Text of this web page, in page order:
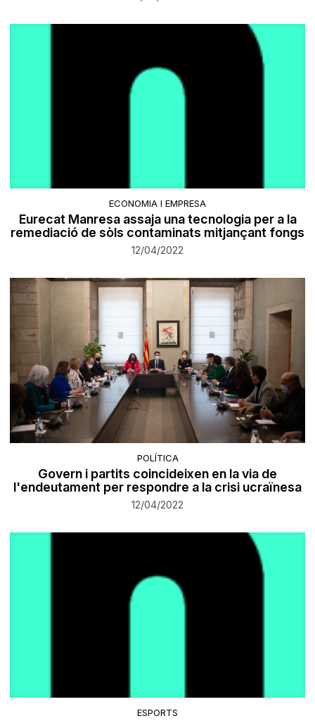
ECONOMIA I EMPRESA
Eurecat Manresa assaja una tecnologia per a la
remediació de sòls contaminats mitjançant fongs
12/04/2022
POLÍTICA
Govern i partits coincideixen en la via de
l'endeutament per respondre a la crisi ucraïnesa
12/04/2022
ESPORTS